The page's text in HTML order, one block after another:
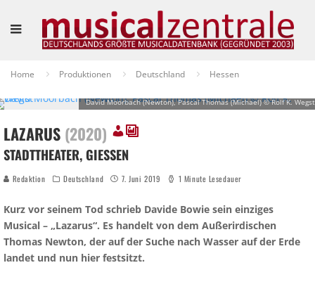
Home Produktionen Deutschland Hessen
David Moorbach (Newton), Pascal Thomas (Michael) © Rolf K. Wegst
LAZARUS (2020)
STADTTHEATER, GIESSEN
Redaktion Deutschland 7. Juni 2019 1 Minute Lesedauer
Kurz vor seinem Tod schrieb Davide Bowie sein einziges
Musical – „Lazarus“. Es handelt von dem Außerirdischen
Thomas Newton, der auf der Suche nach Wasser auf der Erde
landet und nun hier festsitzt.